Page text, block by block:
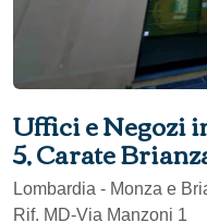
Uffici e Negozi
5, Carate
Lombardia - Monza e
Rif. MD-Via Manzoni 1